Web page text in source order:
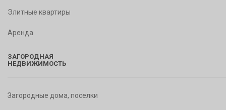
Элитные квартиры
Аренда
ЗАГОРОДНАЯ
НЕДВИЖИМОСТЬ
Загородные дома, поселки